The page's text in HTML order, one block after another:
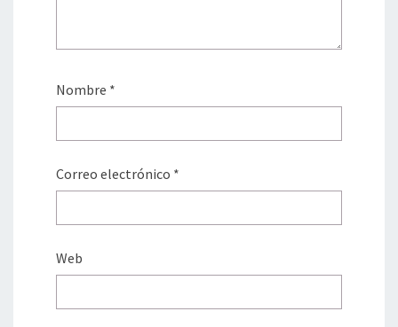
Nombre *
Correo electrónico *
Web